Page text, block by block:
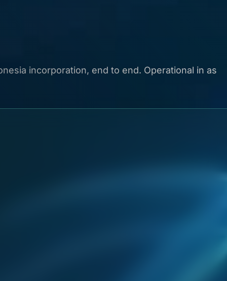
incorporation, end to end. Operational in as